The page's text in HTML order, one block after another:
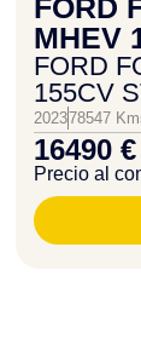
FORD
MHEV
FORD
155CV
202378547
16490 €
Precio al